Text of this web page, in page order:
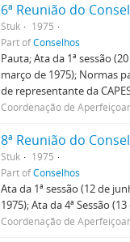
6ª Reunião do
Stuk
1975
Part ofConselhos
Pauta; Ata da 1ª sessão
março de 1975); Normas
de representante da
Coordenação de
8ª Reunião do
Stuk
1975
Part ofConselhos
Ata da 1ª sessão (12 de
1975); Ata da 4ª Sessão
Coordenação de